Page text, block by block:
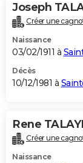
Joseph
Créer une
Naissance
03/02/1911 à
Décès
10/12/1981 à
Rene
Créer une
Naissance